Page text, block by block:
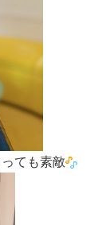
ても素敵